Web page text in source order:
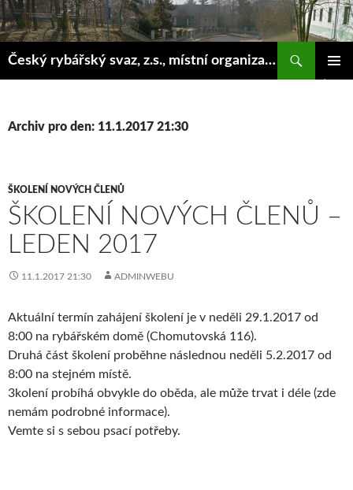
Český rybářský svaz, z.s., místní organizace Klášterec nad Ohří
Hledat
WEBU
Archiv pro den: 11.1.2017 21:30
ŠKOLENÍ NOVÝCH ČLENŮ
ŠKOLENÍ NOVÝCH ČLENŮ –
LEDEN 2017
11.1.2017 21:30 ADMINWEBU
Aktuální termín zahájení školení je v neděli 29.1.2017 od
8:00 na rybářském domě (Chomutovská 116).
Druhá část školení proběhne následnou neděli 5.2.2017 od
8:00 na stejném místě.
3kolení probíhá obvykle do oběda, ale může trvat i déle (zde
nemám podrobné informace).
Vemte si s sebou psací potřeby.